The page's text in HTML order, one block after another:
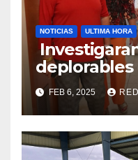
NOTICIAS ULTIMA HORA
deplorables
facilidades
de la Salud
FEB 6, 2025